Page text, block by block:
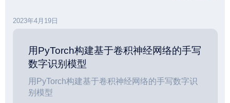
2023年4月19日
用PyTorch构建基于卷积神经网络的手写
数字识别模型
用PyTorch构建基于卷积神经网络的手写数字识
别模型